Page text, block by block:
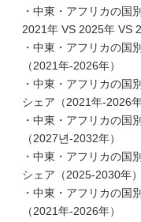
・中東・アフリカの国
2021年 VS 2025年 VS
・中東・アフリカの国
（2021年-2026年）
・中東・アフリカの国
シェア（2021年-2026年
・中東・アフリカの国
（2027년-2032年）
・中東・アフリカの国
シェア（2025-2030年）
・中東・アフリカの国
（2021年-2026年）